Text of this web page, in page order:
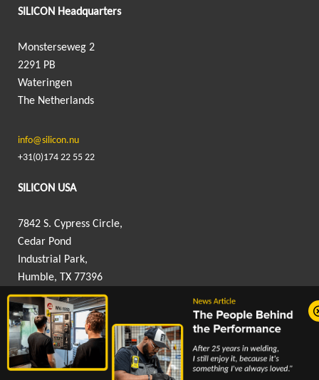
SILICON Headquarters
Monsterseweg 2
2291 PB
Wateringen
The Netherlands
info@silicon.nu
+31(0)174 22 55 22
SILICON USA
7842 S. Cypress Circle,
Cedar Pond
Industrial Park,
Humble, TX 77396
info@silicon-usa.com
+1(832) 762 5066